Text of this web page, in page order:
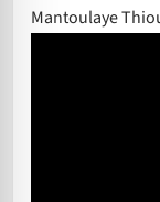
Mantoulaye